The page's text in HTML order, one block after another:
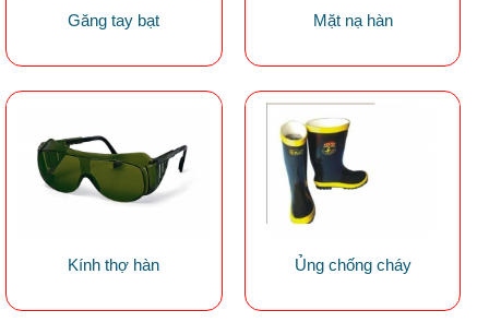
Găng tay bạt Mặt nạ hàn
Kính thợ hàn Ủng chống cháy